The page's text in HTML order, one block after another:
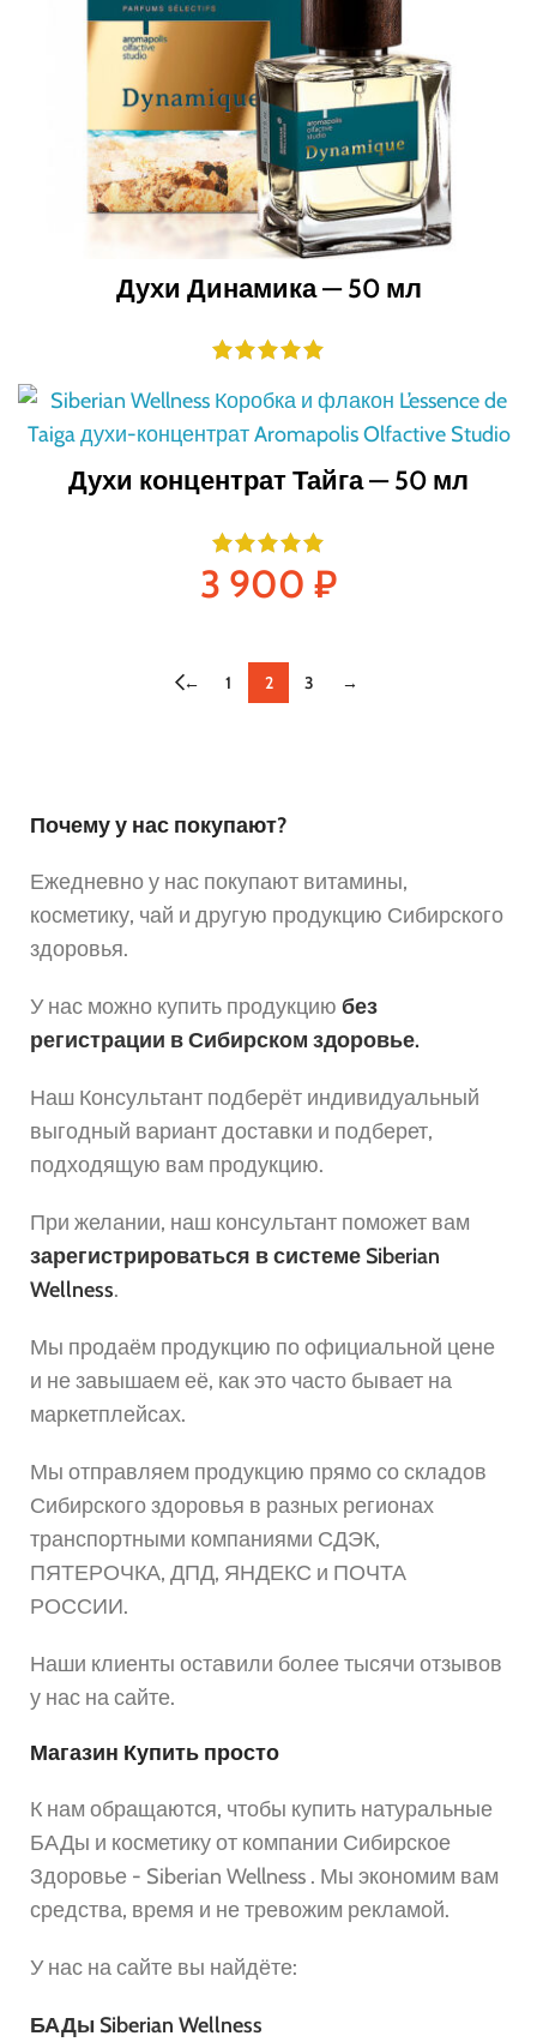
Духи Динамика — 50 мл
Духи концентрат Тайга — 50 мл
3 900 ₽
← 1 2 3 →
Почему у нас покупают?
Ежедневно у нас покупают витамины,
косметику, чай и другую продукцию Сибирского
здоровья.
У нас можно купить продукцию без
регистрации в Сибирском здоровье.
Наш Консультант подберёт индивидуальный
выгодный вариант доставки и подберет,
подходящую вам продукцию.
При желании, наш консультант поможет вам
зарегистрироваться в системе Siberian
Wellness.
Мы продаём продукцию по официальной цене
и не завышаем её, как это часто бывает на
маркетплейсах.
Мы отправляем продукцию прямо со складов
Сибирского здоровья в разных регионах
транспортными компаниями СДЭК,
ПЯТЕРОЧКА, ДПД, ЯНДЕКС и ПОЧТА
РОССИИ.
Наши клиенты оставили более тысячи отзывов
у нас на сайте.
Магазин Купить просто
К нам обращаются, чтобы купить натуральные
БАДы и косметику от компании Сибирское
Здоровье - Siberian Wellness . Мы экономим вам
средства, время и не тревожим рекламой.
У нас на сайте вы найдёте:
БАДы Siberian Wellness